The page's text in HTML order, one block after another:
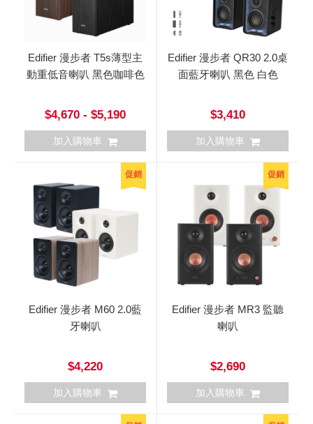
Edifier 漫步者 T5s薄型主
動重低音喇叭 黑色咖啡色
$4,670 - $5,190
加入購物車
Edifier 漫步者 QR30 2.0桌
面藍牙喇叭 黑色 白色
$3,410
加入購物車
促銷
Edifier 漫步者 M60 2.0藍
牙喇叭
$4,220
加入購物車
促銷
Edifier 漫步者 MR3 監聽
喇叭
$2,690
加入購物車